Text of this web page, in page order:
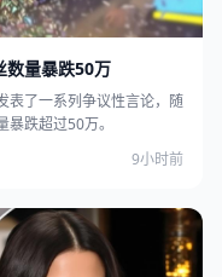
数量暴跌50万
表了一系列争议性言论，随
跌超过50万。
9小时前